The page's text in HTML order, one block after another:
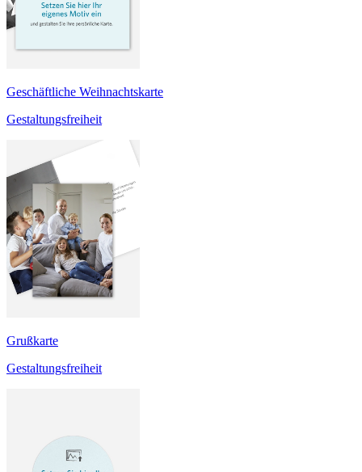
Geschäftliche Weihnachtskarte
Gestaltungsfreiheit
Grußkarte
Gestaltungsfreiheit